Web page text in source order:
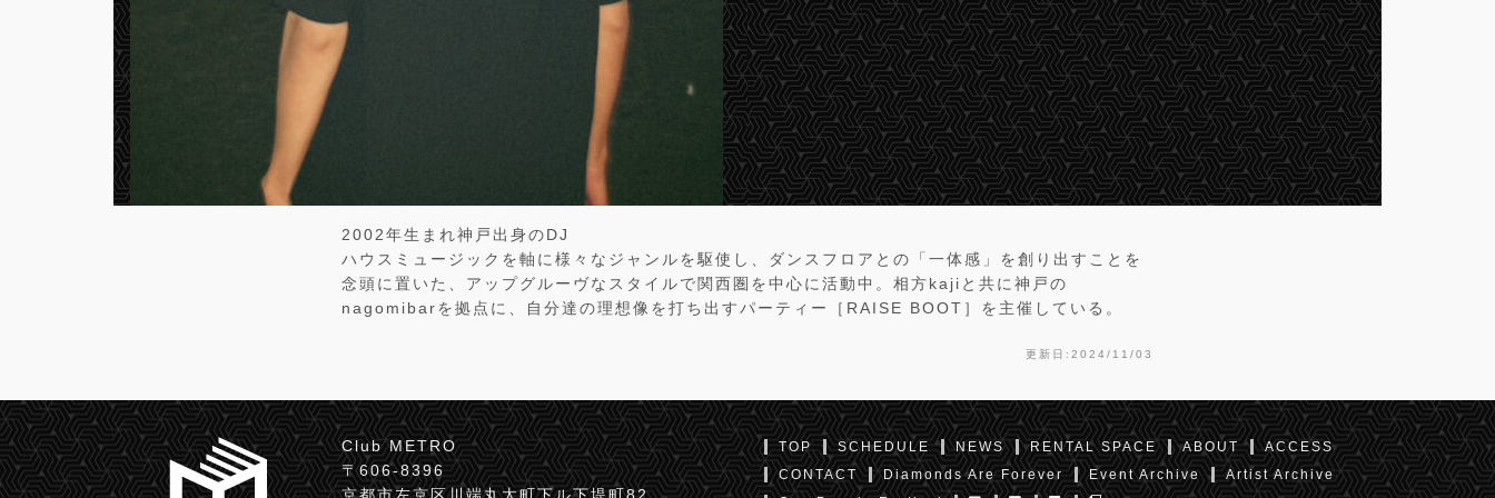
2002年生まれ神戸出身のDJ
ハウスミュージックを軸に様々なジャンルを駆使し、ダンスフロアとの「一体感」を創り出すことを
念頭に置いた、アップグルーヴなスタイルで関西圏を中心に活動中。相方kajiと共に神戸の
nagomibarを拠点に、自分達の理想像を打ち出すパーティー［RAISE BOOT］を主催している。
更新日:2024/11/03
Club METRO
〒606-8396
TOP SCHEDULE NEWS RENTAL SPACE ABOUT
ACCESS
CONTACT
Diamonds Are Forever Event Archive
Artist Archive